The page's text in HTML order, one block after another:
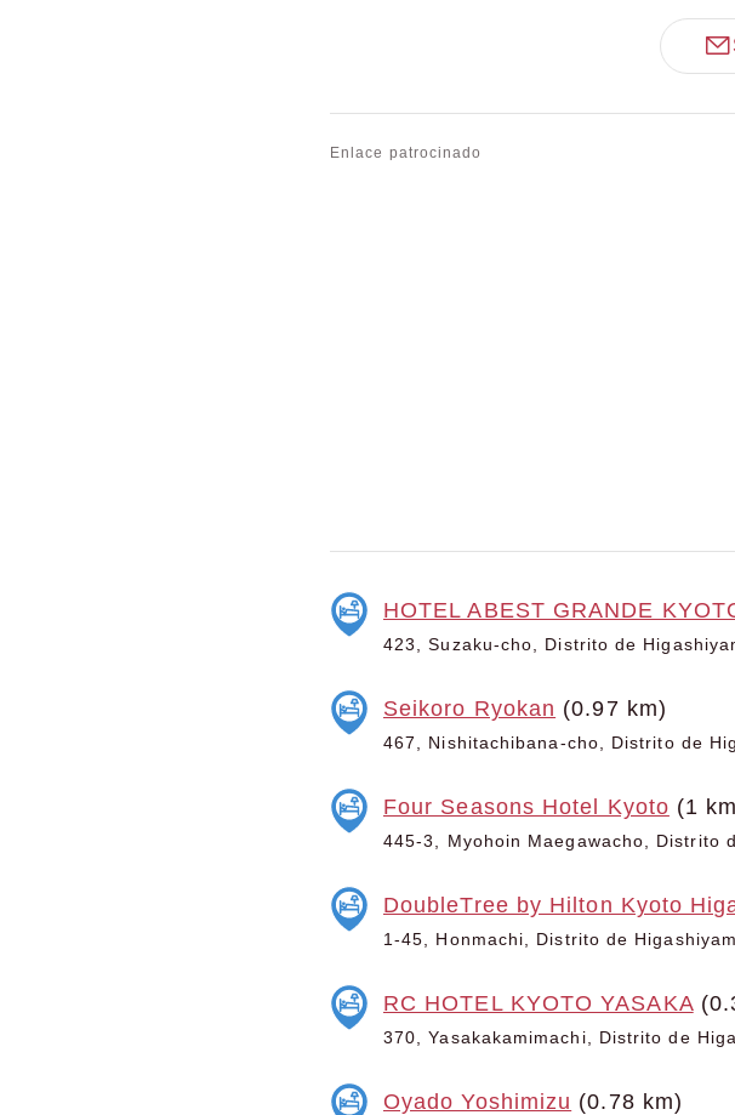
Enlace patrocinado
HOTEL ABEST GRANDE
423, Suzaku-cho, Distrito de
Seikoro Ryokan (0.97 km)
467, Nishitachibana-cho, Distrito de
Four Seasons Hotel Kyoto (1
445-3, Myohoin Maegawacho, Distrito
DoubleTree by Hilton Kyoto
1-45, Honmachi, Distrito de
RC HOTEL KYOTO YASAKA
370, Yasakakamimachi, Distrito de
Oyado Yoshimizu (0.78 km)